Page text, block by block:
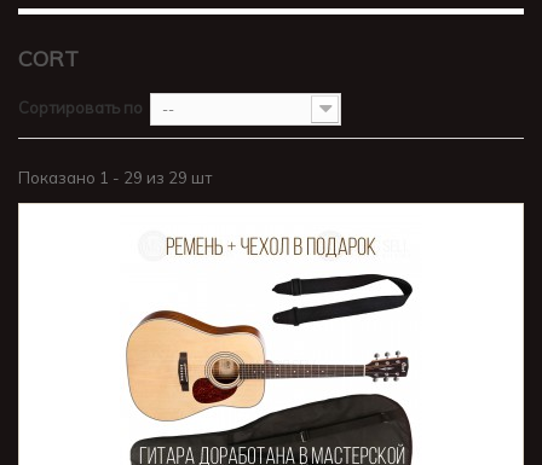
CORT
Сортировать по --
Показано 1 - 29 из 29 шт